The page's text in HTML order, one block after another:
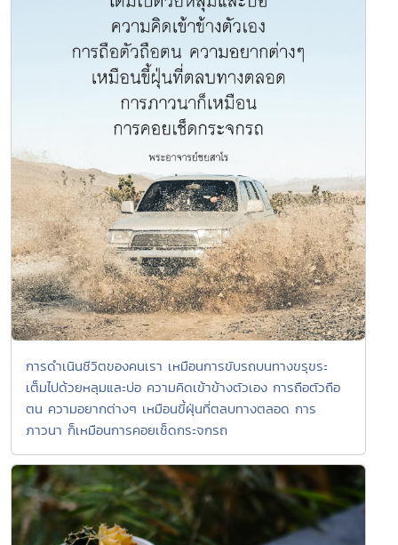
การดำเนินชีวิตของคนเรา เหมือนการขับรถบนทางขรุขระ
เต็มไปด้วยหลุมและบ่อ ความคิดเข้าข้างตัวเอง การถือตัวถือ
ตน ความอยากต่างๆ เหมือนขี้ฝุ่นที่ตลบทางตลอด การ
ภาวนา ก็เหมือนการคอยเช็ดกระจกรถ